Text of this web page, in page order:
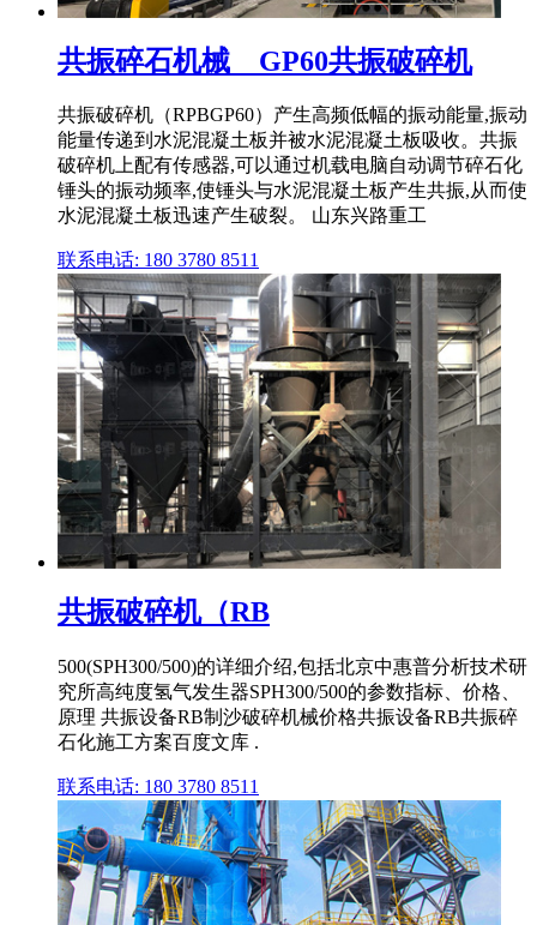
共振碎石机械__GP60共振破碎机
共振破碎机（RPBGP60）产生高频低幅的振动能量,振动
能量传递到水泥混凝土板并被水泥混凝土板吸收。共振
破碎机上配有传感器,可以通过机载电脑自动调节碎石化
锤头的振动频率,使锤头与水泥混凝土板产生共振,从而使
水泥混凝土板迅速产生破裂。 山东兴路重工
联系电话: 180 3780 8511
共振破碎机（RB
500(SPH300/500)的详细介绍,包括北京中惠普分析技术研
究所高纯度氢气发生器SPH300/500的参数指标、价格、
原理 共振设备RB制沙破碎机械价格共振设备RB共振碎
石化施工方案百度文库 .
联系电话: 180 3780 8511